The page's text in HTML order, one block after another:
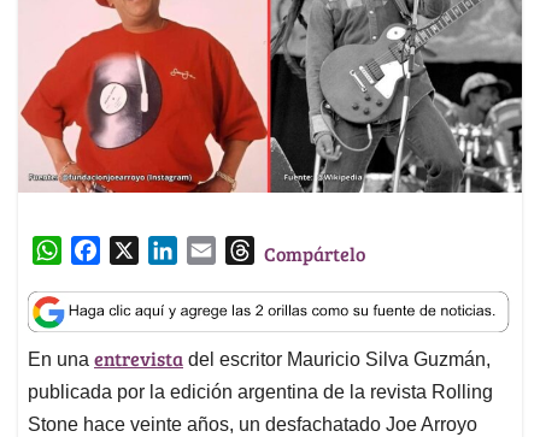
W
a
t
s
A
p
c
e
b
o
o
n
k
e
d
I
a
i
l
T
r
e
a
d
s
Compártelo
En una entrevista del escritor Mauricio Silva Guzmán,
publicada por la edición argentina de la revista Rolling
Stone hace veinte años, un desfachatado Joe Arroyo